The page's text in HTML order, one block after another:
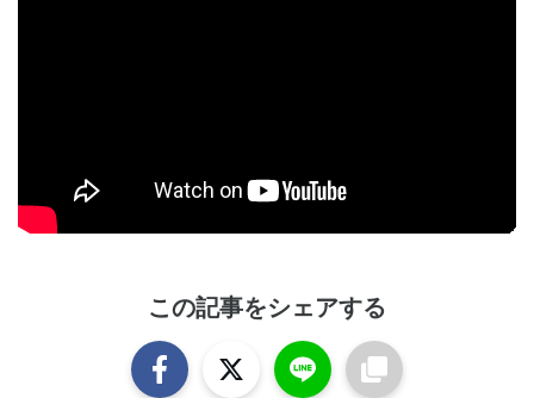
この記事をシェアする